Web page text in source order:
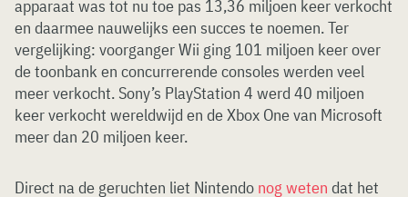
apparaat was tot nu toe pas 13,36 miljoen keer verkocht
en daarmee nauwelijks een succes te noemen. Ter
vergelijking: voorganger Wii ging 101 miljoen keer over
de toonbank en concurrerende consoles werden veel
meer verkocht. Sony’s PlayStation 4 werd 40 miljoen
keer verkocht wereldwijd en de Xbox One van Microsoft
meer dan 20 miljoen keer.
Direct na de geruchten liet Nintendo nog weten dat het